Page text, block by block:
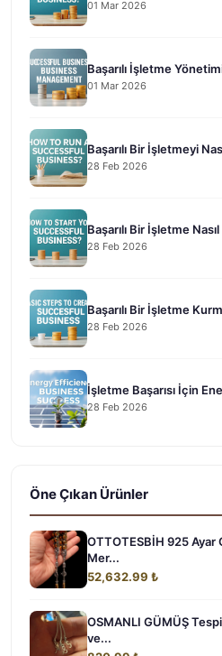
01 Mar 2026
Başarılı İşletme
01 Mar 2026
Başarılı Bir İşletmeyi
28 Feb 2026
Başarılı Bir İşletme
28 Feb 2026
Başarılı Bir İşletme
28 Feb 2026
İşletme Başarısı İçin
28 Feb 2026
Öne Çıkan Ürünler
OTTOTESBİH 925 Ayar
Mer...
52,632.99 ₺
OSMANLI GÜMÜŞ
ve...